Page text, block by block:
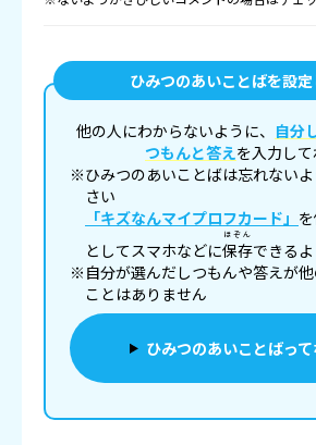
ひみつのあいことばを設
他の人にわからないように、 自分
つもんと答えを入力して
※ひみつのあいことばは忘れない
さい
「キズなんマイプロフカード」
としてスマホなどに保存
ほぞん
できるよ
※自分が選んだしつもんや答えが
ことはありません
ひみつのあいことばって